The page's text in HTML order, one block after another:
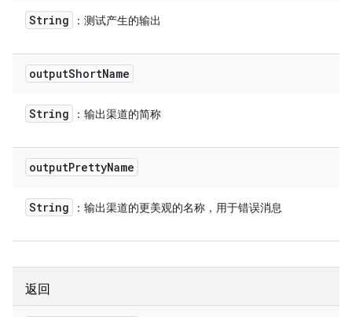
String ：测试产生的输出
outputShortName
String ：输出渠道的简称
outputPrettyName
String ：输出渠道的更美观的名称，用于错误消息
返回